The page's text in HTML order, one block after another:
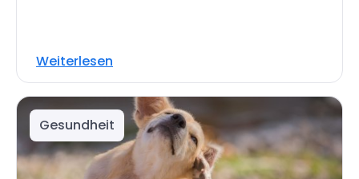
Weiterlesen
Gesundheit